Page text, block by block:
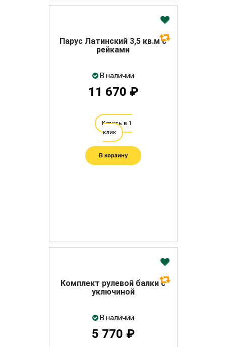
Парус Латинский 3,5 кв.м с
рейками
В наличии
11 670 ₽
Купить в 1
клик
В корзину
Комплект рулевой балки с
уключиной
В наличии
5 770 ₽